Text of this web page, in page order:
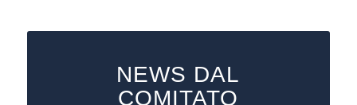
NEWS DAL
COMITATO